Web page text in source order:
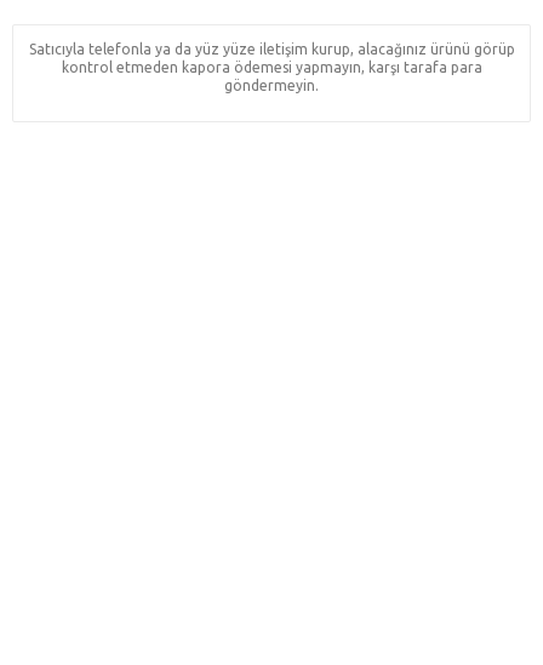
Satıcıyla telefonla ya da yüz yüze iletişim kurup, alacağınız ürünü görüp
kontrol etmeden kapora ödemesi yapmayın, karşı tarafa para
göndermeyin.